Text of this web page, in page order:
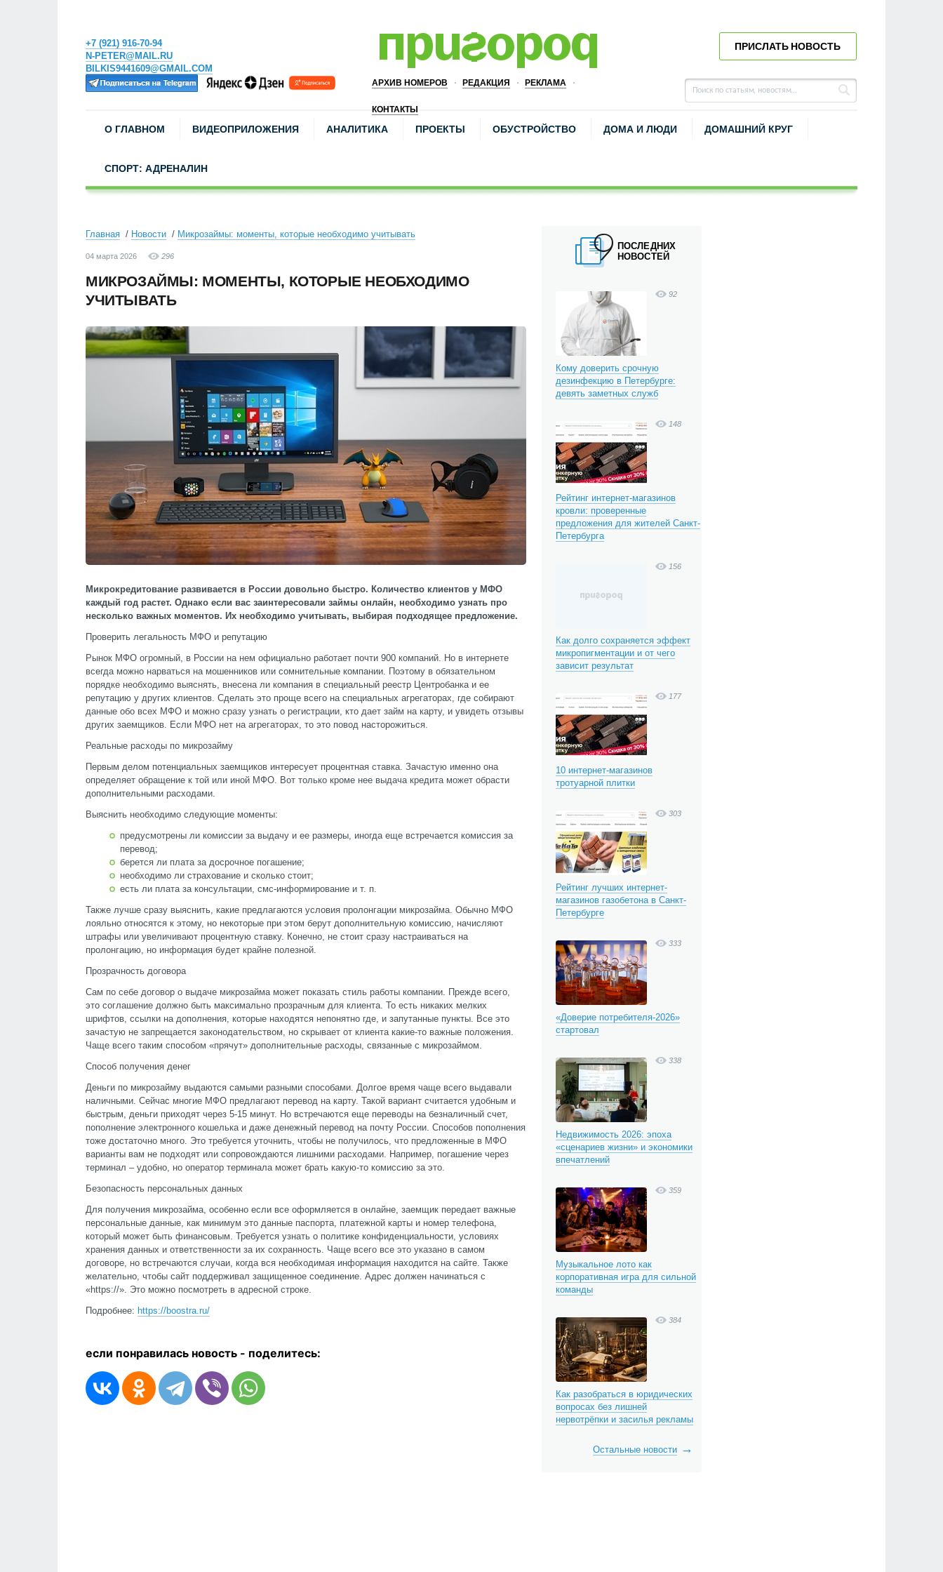
+7 (921) 916-70-94
N-PETER@MAIL.RU
BILKIS9441609@GMAIL.COM
АРХИВ НОМЕРОВ РЕДАКЦИЯ РЕКЛАМА
КОНТАКТЫ
ПРИСЛАТЬ НОВОСТЬ
О ГЛАВНОМ ВИДЕОПРИЛОЖЕНИЯ АНАЛИТИКА ПРОЕКТЫ ОБУСТРОЙСТВО ДОМА И ЛЮДИ ДОМАШНИЙ КРУГ
СПОРТ: АДРЕНАЛИН
Главная Новости Микрозаймы: моменты, которые необходимо учитывать
04 марта 2026 296
МИКРОЗАЙМЫ: МОМЕНТЫ, КОТОРЫЕ НЕОБХОДИМО
УЧИТЫВАТЬ
Микрокредитование развивается в России довольно быстро. Количество клиентов у МФО
каждый год растет. Однако если вас заинтересовали займы онлайн, необходимо узнать про
несколько важных моментов. Их необходимо учитывать, выбирая подходящее предложение.
Проверить легальность МФО и репутацию
Рынок МФО огромный, в России на нем официально работает почти 900 компаний. Но в интернете
всегда можно нарваться на мошенников или сомнительные компании. Поэтому в обязательном
порядке необходимо выяснять, внесена ли компания в специальный реестр Центробанка и ее
репутацию у других клиентов. Сделать это проще всего на специальных агрегаторах, где собирают
данные обо всех МФО и можно сразу узнать о регистрации, кто дает займ на карту, и увидеть отзывы
других заемщиков. Если МФО нет на агрегаторах, то это повод насторожиться.
Реальные расходы по микрозайму
Первым делом потенциальных заемщиков интересует процентная ставка. Зачастую именно она
определяет обращение к той или иной МФО. Вот только кроме нее выдача кредита может обрасти
дополнительными расходами.
Выяснить необходимо следующие моменты:
предусмотрены ли комиссии за выдачу и ее размеры, иногда еще встречается комиссия за
перевод;
берется ли плата за досрочное погашение;
необходимо ли страхование и сколько стоит;
есть ли плата за консультации, смс-информирование и т. п.
Также лучше сразу выяснить, какие предлагаются условия пролонгации микрозайма. Обычно МФО
лояльно относятся к этому, но некоторые при этом берут дополнительную комиссию, начисляют
штрафы или увеличивают процентную ставку. Конечно, не стоит сразу настраиваться на
пролонгацию, но информация будет крайне полезной.
Прозрачность договора
Сам по себе договор о выдаче микрозайма может показать стиль работы компании. Прежде всего,
это соглашение должно быть максимально прозрачным для клиента. То есть никаких мелких
шрифтов, ссылки на дополнения, которые находятся непонятно где, и запутанные пункты. Все это
зачастую не запрещается законодательством, но скрывает от клиента какие-то важные положения.
Чаще всего таким способом «прячут» дополнительные расходы, связанные с микрозаймом.
Способ получения денег
Деньги по микрозайму выдаются самыми разными способами. Долгое время чаще всего выдавали
наличными. Сейчас многие МФО предлагают перевод на карту. Такой вариант считается удобным и
быстрым, деньги приходят через 5-15 минут. Но встречаются еще переводы на безналичный счет,
пополнение электронного кошелька и даже денежный перевод на почту России. Способов пополнения
тоже достаточно много. Это требуется уточнить, чтобы не получилось, что предложенные в МФО
варианты вам не подходят или сопровождаются лишними расходами. Например, погашение через
терминал – удобно, но оператор терминала может брать какую-то комиссию за это.
Безопасность персональных данных
Для получения микрозайма, особенно если все оформляется в онлайне, заемщик передает важные
персональные данные, как минимум это данные паспорта, платежной карты и номер телефона,
который может быть финансовым. Требуется узнать о политике конфиденциальности, условиях
хранения данных и ответственности за их сохранность. Чаще всего все это указано в самом
договоре, но встречаются случаи, когда вся необходимая информация находится на сайте. Также
желательно, чтобы сайт поддерживал защищенное соединение. Адрес должен начинаться с
«https://». Это можно посмотреть в адресной строке.
Подробнее: https://boostra.ru/
если понравилась новость - поделитесь:
ПОСЛЕДНИХ
НОВОСТЕЙ
92
Кому доверить срочную
дезинфекцию в Петербурге:
девять заметных служб
148
Рейтинг интернет-магазинов
кровли: проверенные
предложения для жителей Санкт-
Петербурга
156
Как долго сохраняется эффект
микропигментации и от чего
зависит результат
177
10 интернет-магазинов
тротуарной плитки
303
Рейтинг лучших интернет-
магазинов газобетона в Санкт-
Петербурге
333
«Доверие потребителя-2026»
стартовал
338
Недвижимость 2026: эпоха
«сценариев жизни» и экономики
впечатлений
359
Музыкальное лото как
корпоративная игра для сильной
команды
384
Как разобраться в юридических
вопросах без лишней
нервотрёпки и засилья рекламы
Остальные новости